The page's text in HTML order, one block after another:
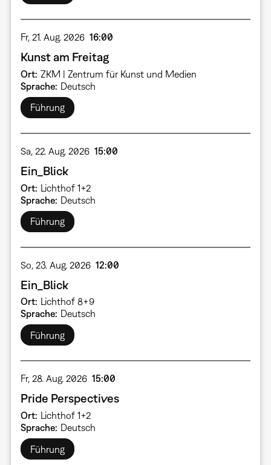
Fr, 21. Aug. 2026 16:00
Kunst am Freitag
Ort ZKM | Zentrum für Kunst und Medien
Sprache Deutsch
Führung
Sa, 22. Aug. 2026 15:00
Ein_Blick
Ort Lichthof 1+2
Sprache Deutsch
Führung
So, 23. Aug. 2026 12:00
Ein_Blick
Ort Lichthof 8+9
Sprache Deutsch
Führung
Fr, 28. Aug. 2026 15:00
Pride Perspectives
Ort Lichthof 1+2
Sprache Deutsch
Führung